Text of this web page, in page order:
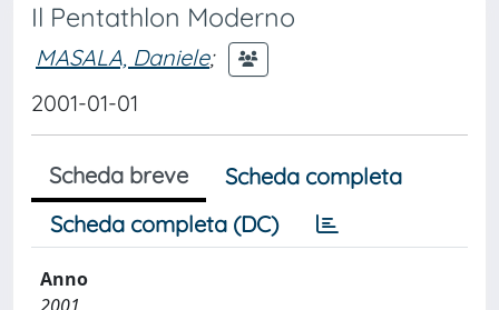
Il Pentathlon Moderno
MASALA, Daniele;
2001-01-01
Scheda breve
Scheda completa
Scheda completa (DC)
Anno